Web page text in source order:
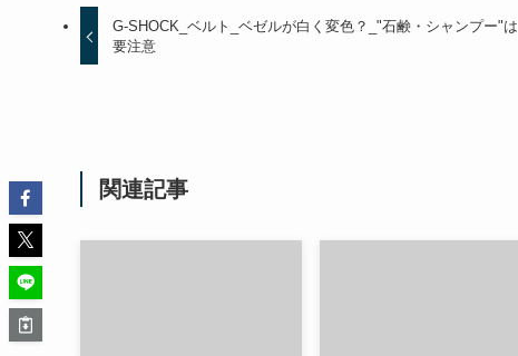
G-SHOCK_ベルト_ベゼルが白く変色？_"石鹸・シャンプー"は
要注意
関連記事